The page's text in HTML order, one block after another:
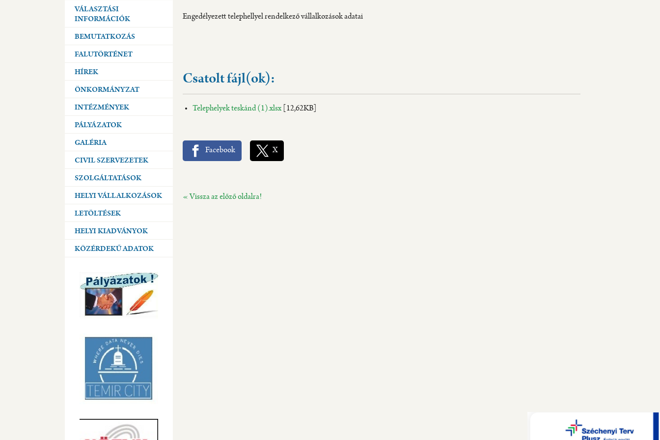
VÁLASZTÁSI
INFORMÁCIÓK
BEMUTATKOZÁS
FALUTÖRTÉNET
HÍREK
ÖNKORMÁNYZAT
INTÉZMÉNYEK
PÁLYÁZATOK
GALÉRIA
CIVIL SZERVEZETEK
SZOLGÁLTATÁSOK
HELYI VÁLLALKOZÁSOK
LETÖLTÉSEK
HELYI KIADVÁNYOK
KÖZÉRDEKŰ ADATOK
Engedélyezett telephellyel rendelkező vállalkozások adatai
Csatolt fájl(ok):
Telephelyek teskánd (1).xlsx[12,62KB]
Facebook X
« Vissza az előző oldalra!